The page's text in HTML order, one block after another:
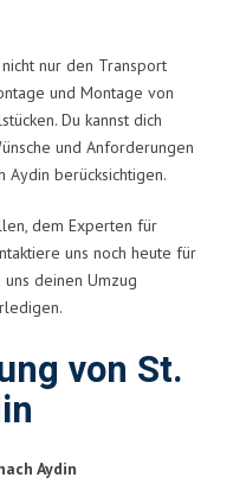
nur den Transport
und Montage von
Du kannst dich
und Anforderungen
Aydin berücksichtigen.
dem Experten für
uns noch heute für
deinen Umzug
von St.
Aydin